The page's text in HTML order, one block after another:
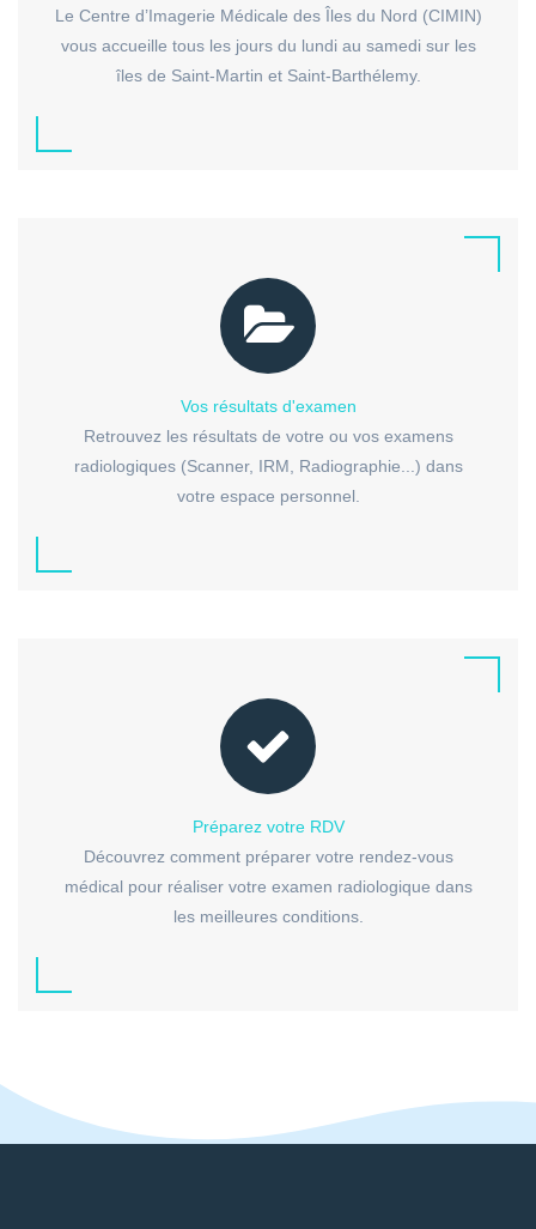
Le Centre d’Imagerie Médicale des Îles du Nord (CIMIN)
vous accueille tous les jours du lundi au samedi sur les
îles de Saint-Martin et Saint-Barthélemy.
Vos résultats d'examen
Retrouvez les résultats de votre ou vos examens
radiologiques (Scanner, IRM, Radiographie...) dans
votre espace personnel.
Préparez votre RDV
Découvrez comment préparer votre rendez-vous
médical pour réaliser votre examen radiologique dans
les meilleures conditions.